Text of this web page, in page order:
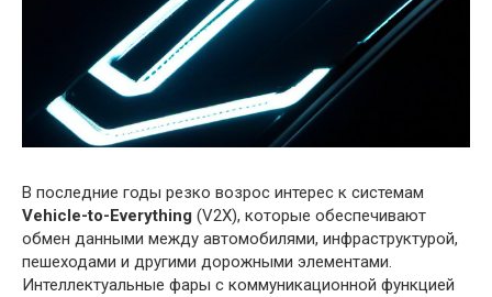
В последние годы резко возрос интерес к системам
Vehicle-to-Everything (V2X), которые обеспечивают
обмен данными между автомобилями, инфраструктурой,
пешеходами и другими дорожными элементами.
Интеллектуальные фары с коммуникационной функцией